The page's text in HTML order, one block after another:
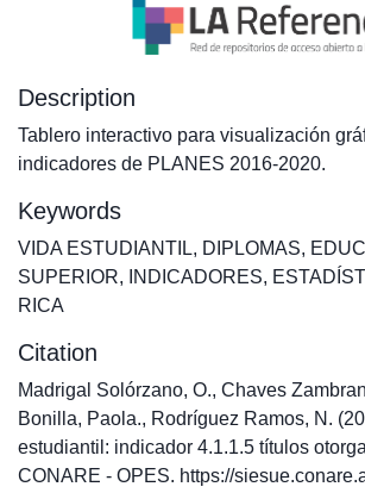
Description
Tablero interactivo para visualización
indicadores de PLANES 2016-2020.
Keywords
VIDA ESTUDIANTIL, DIPLOMAS,
SUPERIOR, INDICADORES,
RICA
Citation
Madrigal Solórzano, O., Chaves
Bonilla, Paola., Rodríguez Ramos, N.
estudiantil: indicador 4.1.1.5 títulos
CONARE - OPES. https://